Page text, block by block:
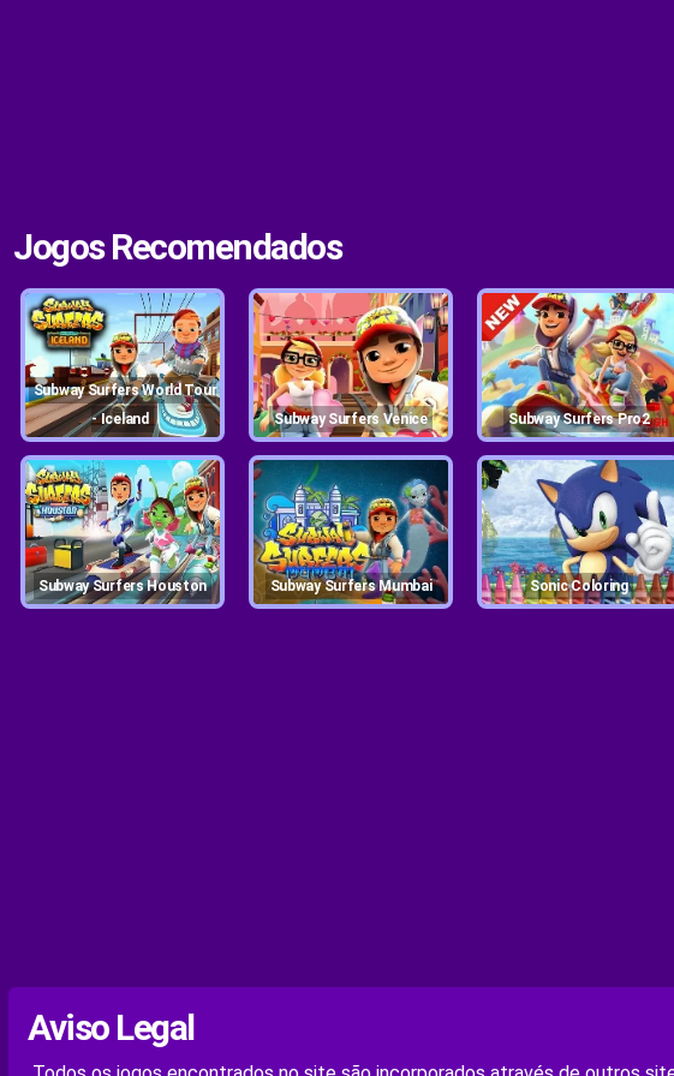
Jogos Recomendados
Subway Surfers World Tour
- Iceland
Subway Surfers Venice Subway Surfers Pro2
Subway Surfers Houston Subway Surfers Mumbai Sonic Coloring
Aviso Legal